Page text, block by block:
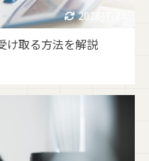
2026/7/28
け取る方法を解説